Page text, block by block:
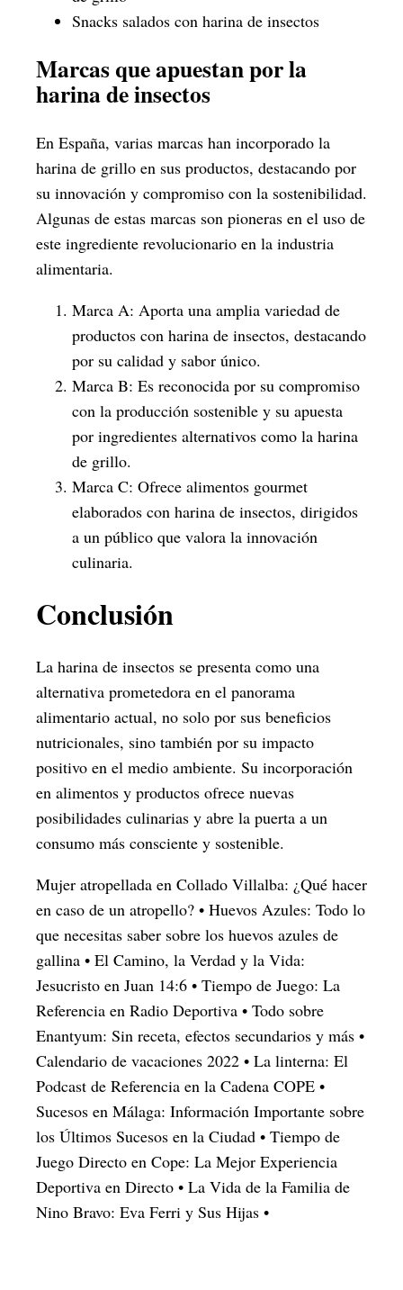
Snacks salados con harina de insectos
Marcas que apuestan por la
harina de insectos
En España, varias marcas han incorporado la
harina de grillo en sus productos, destacando por
su innovación y compromiso con la sostenibilidad.
Algunas de estas marcas son pioneras en el uso de
este ingrediente revolucionario en la industria
alimentaria.
Marca A: Aporta una amplia variedad de
productos con harina de insectos, destacando
por su calidad y sabor único.
Marca B: Es reconocida por su compromiso
con la producción sostenible y su apuesta
por ingredientes alternativos como la harina
de grillo.
Marca C: Ofrece alimentos gourmet
elaborados con harina de insectos, dirigidos
a un público que valora la innovación
culinaria.
Conclusión
La harina de insectos se presenta como una
alternativa prometedora en el panorama
alimentario actual, no solo por sus beneficios
nutricionales, sino también por su impacto
positivo en el medio ambiente. Su incorporación
en alimentos y productos ofrece nuevas
posibilidades culinarias y abre la puerta a un
consumo más consciente y sostenible.
Mujer atropellada en Collado Villalba: ¿Qué hacer
en caso de un atropello? • Huevos Azules: Todo lo
que necesitas saber sobre los huevos azules de
gallina • El Camino, la Verdad y la Vida:
Jesucristo en Juan 14:6 • Tiempo de Juego: La
Referencia en Radio Deportiva • Todo sobre
Enantyum: Sin receta, efectos secundarios y más •
Calendario de vacaciones 2022 • La linterna: El
Podcast de Referencia en la Cadena COPE •
Sucesos en Málaga: Información Importante sobre
los Últimos Sucesos en la Ciudad • Tiempo de
Juego Directo en Cope: La Mejor Experiencia
Deportiva en Directo • La Vida de la Familia de
Nino Bravo: Eva Ferri y Sus Hijas •